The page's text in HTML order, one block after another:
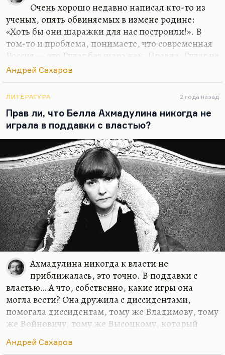
Очень хорошо недавно написал кто-то из
ученых, опять обвиняемых в измене родине:
«Хоть бы они шаражки для нас построили!». В
том-то и проблема, понимаете, что современная
Россия — это Гулаг без шаражек. Правда, Гулаг не
такой тотальный, как Колыма,
как правильно заметил Никита Елисеев, всех
достал этим сравнением, но правда, 90% занято
рабским трудом, а 10% сидят в шаражке. Так
сегодня 100% занято рабским трудом. Вам
нравится эта альтернатива?
Валерий Тодоровский гениальным своим чутьем
просчитал сериал «Бомба», в котором
рассказывается, что Советский Союз и был такой
бомбой, которую построили в…
Андрей Сахаров
ЛИТЕРАТУРА 2 года назад
Прав ли, что Белла Ахмадулина никогда не
играла в поддавки с властью?
Ахмадулина никогда к власти не
приближалась, это точно. В поддавки с
властью… А что, собственно, какие игры она
могла вести? Она дружила с диссидентами,
помогала диссидентам, тому же Владимову, тому
же Войновичу, тому же Высоцкому, который
Она вступалась за Сахарова, когда писала: «Если
Андрей Сахаров